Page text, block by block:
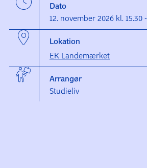
Dato
12. november 2026 kl. 15.30 -
Lokation
EK Landemærket
Arrangør
Studieliv